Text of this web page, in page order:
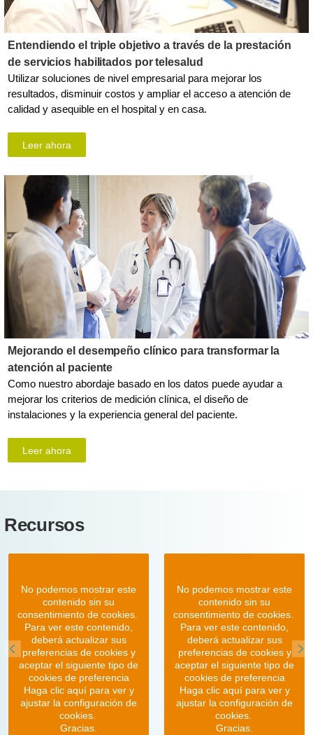
Entendiendo el triple objetivo a través de la prestación
de servicios habilitados por telesalud
Utilizar soluciones de nivel empresarial para mejorar los
resultados, disminuir costos y ampliar el acceso a atención de
calidad y asequible en el hospital y en casa.
Leer ahora
Mejorando el desempeño clínico para transformar la
atención al paciente
Como nuestro abordaje basado en los datos puede ayudar a
mejorar los criterios de medición clínica, el diseño de
instalaciones y la experiencia general del paciente.
Leer ahora
Recursos
No podemos mostrar este
contenido sin su
consentimiento de cookies.
Para ver este contenido,
deberá actualizar sus
preferencias de cookies y
aceptar el siguiente tipo de
cookies de preferencia
Haga clic aquí para ver y
ajustar la configuración de
cookies.
Gracias.
No podemos mostrar este
contenido sin su
consentimiento de cookies.
Para ver este contenido,
deberá actualizar sus
preferencias de cookies y
aceptar el siguiente tipo de
cookies de preferencia
Haga clic aquí para ver y
ajustar la configuración de
cookies.
Gracias.